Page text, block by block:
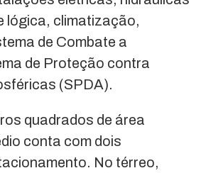
lógica, climatização,
de Combate a
de Proteção contra
(SPDA).
quadrados de área
conta com dois
No térreo,